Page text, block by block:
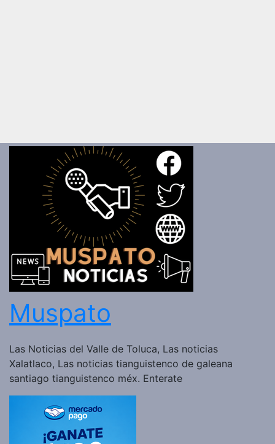
Muspato
Las Noticias del Valle de Toluca, Las noticias
Xalatlaco, Las noticias tianguistenco de galeana
santiago tianguistenco méx. Enterate